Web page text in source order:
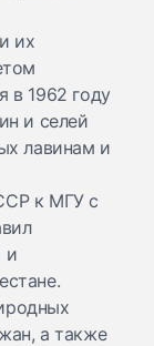
их
в 1962 году
и селей
лавинам и
к МГУ с
и
а также